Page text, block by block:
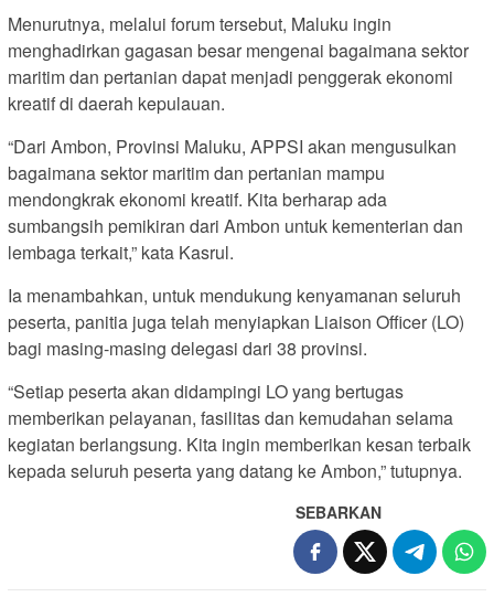
Menurutnya, melalui forum tersebut, Maluku ingin
menghadirkan gagasan besar mengenai bagaimana sektor
maritim dan pertanian dapat menjadi penggerak ekonomi
kreatif di daerah kepulauan.
“Dari Ambon, Provinsi Maluku, APPSI akan mengusulkan
bagaimana sektor maritim dan pertanian mampu
mendongkrak ekonomi kreatif. Kita berharap ada
sumbangsih pemikiran dari Ambon untuk kementerian dan
lembaga terkait,” kata Kasrul.
Ia menambahkan, untuk mendukung kenyamanan seluruh
peserta, panitia juga telah menyiapkan Liaison Officer (LO)
bagi masing-masing delegasi dari 38 provinsi.
“Setiap peserta akan didampingi LO yang bertugas
memberikan pelayanan, fasilitas dan kemudahan selama
kegiatan berlangsung. Kita ingin memberikan kesan terbaik
kepada seluruh peserta yang datang ke Ambon,” tutupnya.
SEBARKAN